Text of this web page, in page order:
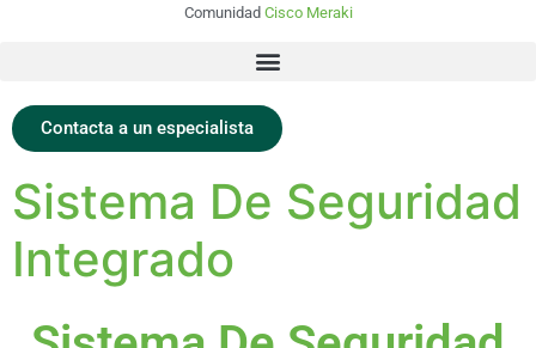
Comunidad Cisco Meraki
Contacta a un especialista
Sistema De Seguridad
Integrado